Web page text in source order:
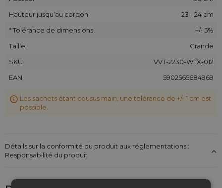
Hauteur jusqu’au cordon
23 - 24 cm
* Tolérance de dimensions
+/- 5%
Taille
Grande
SKU
VVT-2230-WTX-012
EAN
5902565684969
Les sachets étant cousus main, une tolérance de +/- 1 cm est
possible.
Détails sur la conformité du produit aux réglementations :
Responsabilité du produit